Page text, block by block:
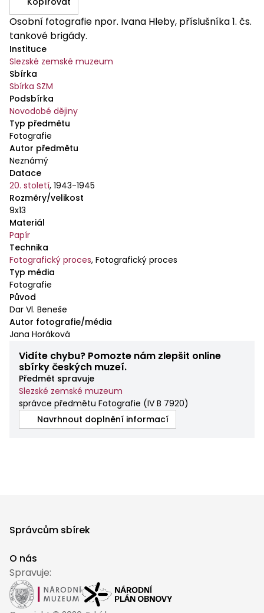
Osobní fotografie npor. Ivana Hleby, příslušníka 1. čs.
tankové brigády.
Instituce
Slezské zemské muzeum
Sbírka
Sbírka SZM
Podsbírka
Novodobé dějiny
Typ předmětu
Fotografie
Autor předmětu
Neznámý
Datace
20. století, 1943-1945
Rozměry/velikost
9x13
Materiál
Papír
Technika
Fotografický proces, Fotografický proces
Typ média
Fotografie
Původ
Dar Vl. Beneše
Autor fotografie/média
Jana Horáková
Vidíte chybu? Pomozte nám zlepšit online
sbírky českých muzeí.
Předmět spravuje
Slezské zemské muzeum
správce předmětu Fotografie (IV B 7920)
Navrhnout doplnění informací
Správcům sbírek
O nás
Spravuje: